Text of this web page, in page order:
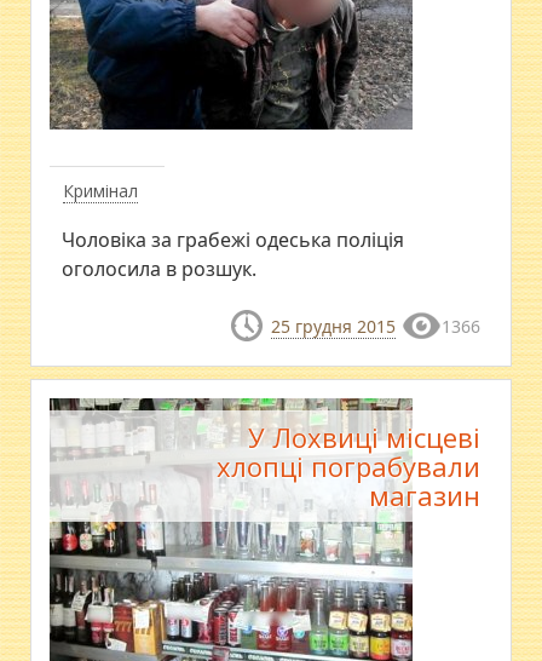
Кримінал
Чоловіка за грабежі одеська поліція
оголосила в розшук.
25 грудня 2015 1366
У Лохвиці місцеві
хлопці пограбували
магазин